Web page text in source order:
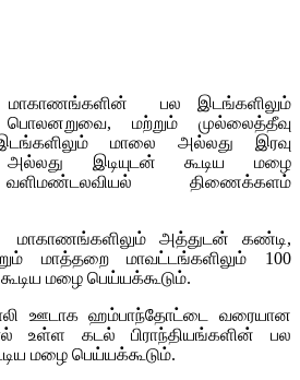
மாகாணங்களின் பல இடங்களிலும்
மற்றும் முல்லைத்தீவு
மாலை அல்லது இரவு
இடியுடன் கூடிய மழை
திணைக்களம்
மாகாணங்களிலும் அத்துடன் கண்டி,
மாத்தறை மாவட்டங்களிலும் 100
கூடிய மழை பெய்யக்கூடும்.
ஊடாக ஹம்பாந்தோட்டை வரையான
உள்ள கடல் பிராந்தியங்களின் பல
மழை பெய்யக்கூடும்.